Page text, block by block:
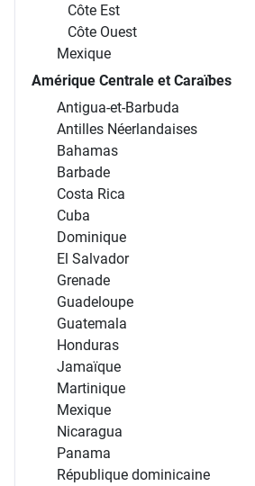
Côte Est
Côte Ouest
Mexique
Amérique Centrale et Caraïbes
Antigua-et-Barbuda
Antilles Néerlandaises
Bahamas
Barbade
Costa Rica
Cuba
Dominique
El Salvador
Grenade
Guadeloupe
Guatemala
Honduras
Jamaïque
Martinique
Mexique
Nicaragua
Panama
République dominicaine